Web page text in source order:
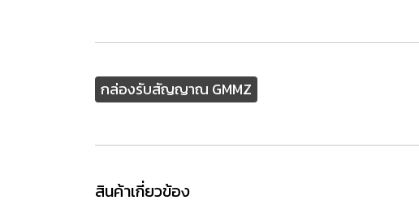
กล่องรับสัญญาณ GMMZ
สินค้าเกี่ยวข้อง